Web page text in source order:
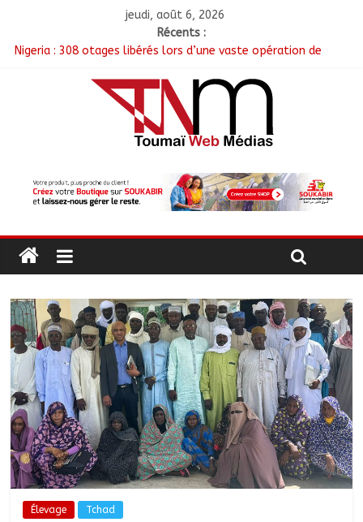
jeudi, août 6, 2026
Récents :
Nigeria : 308 otages libérés lors d’une vaste opération de
Santé : La Commune de N’Djamena et l’OMS renforcent leur
RGPH-3 : Les communautés nomades de Ferrick Kodjoguila se
mobilisent pour le recensement
100 jeunes entrepreneurs tchadiens au Maroc
Tchad : L’AMET réagit à la suspension des demandes de
Élevage Tchad